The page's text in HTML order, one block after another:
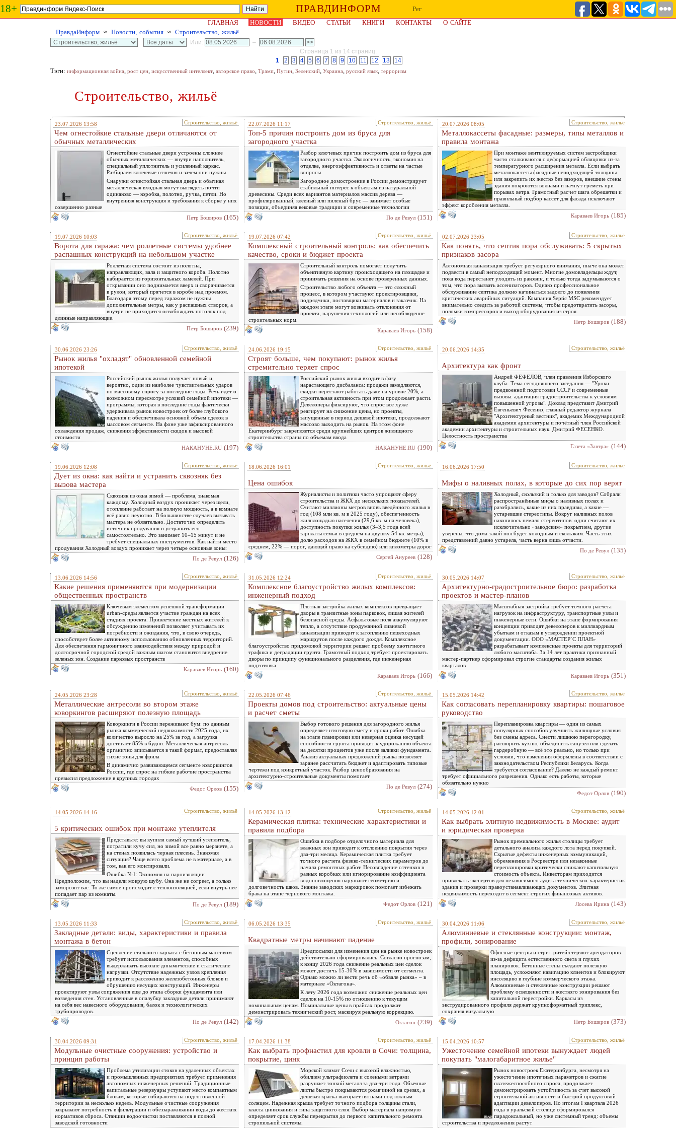
18+ ПРАВДИНФОРМ
Рег
ГЛАВНАЯ
НОВОСТИ ВИДЕО СТАТЬИ КНИГИ КОНТАКТЫ
О САЙТЕ
ПравдаИнформ ≈ Новости, события ≈ Строительство, жильё
Или:
–
Страница 1 из 14 страниц.
1
2 3 4 5 6 7 8 9 10 11 12 13 14
Тэги: информационная война, рост цен, искусственный интеллект, авторское право, Трамп, Путин, Зеленский, Украина, русский язык, терроризм
Строительство, жильё
23.07.2026 13:58 Строительство, жильё
Чем огнестойкие стальные двери отличаются от
обычных металлических
Огнестойкие стальные двери устроены сложнее
обычных металлических — внутри наполнитель,
специальный уплотнитель и усиленный каркас.
Разбираем ключевые отличия и зачем они нужны.
Снаружи огнестойкая стальная дверь и обычная
металлическая входная могут выглядеть почти
одинаково — коробка, полотно, ручка, петли. Но
внутренняя конструкция и требования к сборке у них
совершенно разные
Петр Боширов (165)
22.07.2026 11:17 Строительство, жильё
Топ-5 причин построить дом из бруса для
загородного участка
Разбор ключевых причин построить дом из бруса для
загородного участка. Экологичность, экономия на
отделке, энергоэффективность и ответы на частые
вопросы.
Загородное домостроение в России демонстрирует
стабильный интерес к объектам из натуральной
древесины. Среди всех вариантов материалов массив дерева —
профилированный, клееный или пиленый брус — занимает особые
позиции, объединяя вековые традиции и современные технологии
По де Ревул (151)
20.07.2026 08:05 Строительство, жильё
Металлокассеты фасадные: размеры, типы металлов и
правила монтажа
При монтаже вентилируемых систем застройщики
часто сталкиваются с деформацией облицовки из-за
температурного расширения металла. Если выбрать
металлокассеты фасадные неподходящей толщины
или закрепить их жестко без зазоров, внешние стены
здания покроются волнами и начнут греметь при
порывах ветра. Грамотный расчет шага обрешетки и
правильный подбор кассет для фасада исключают
эффект коробления металла.
Караваев Игорь (185)
19.07.2026 10:03 Строительство, жильё
Ворота для гаража: чем роллетные системы удобнее
распашных конструкций на небольшом участке
Роллетная система состоит из полотна,
направляющих, вала и защитного короба. Полотно
набирается из горизонтальных ламелей. При
открывании оно поднимается вверх и сворачивается
в рулон, который прячется в коробе над проемом.
Благодаря этому перед гаражом не нужны
дополнительные метры, как у распашных створок, а
внутри не приходится освобождать потолок под
длинные направляющие.
Петр Боширов (239)
19.07.2026 07:42 Строительство, жильё
Комплексный строительный контроль: как обеспечить
качество, сроки и бюджет проекта
Строительный контроль помогает получить
объективную картину происходящего на площадке и
принимать решения на основе проверенных данных.
Строительство любого объекта — это сложный
процесс, в котором участвуют проектировщики,
подрядчики, поставщики материалов и заказчик. На
каждом этапе могут возникать отклонения от
проекта, нарушения технологий или несоблюдение
строительных норм.
Караваев Игорь (158)
02.07.2026 23:05 Строительство, жильё
Как понять, что септик пора обслуживать: 5 скрытых
признаков засора
Автономная канализация требует регулярного внимания, иначе она может
подвести в самый неподходящий момент. Многие домовладельцы ждут,
пока вода перестанет уходить из раковин, и только тогда задумываются о
том, что пора вызвать ассенизаторов. Однако профессиональное
обслуживание септика должно начинаться задолго до появления
критических аварийных ситуаций. Компания Septic MSC рекомендует
внимательно следить за работой системы, чтобы предотвратить засоры,
поломки компрессоров и выход оборудования из строя.
Петр Боширов (188)
30.06.2026 23:26 Строительство, жильё
Рынок жилья "охладят" обновленной семейной
ипотекой
Российский рынок жилья получает новый и,
вероятно, один из наиболее чувствительных ударов
по массовому спросу за последние годы. Речь идет о
возможном пересмотре условий семейной ипотеки —
программы, которая в последние годы фактически
удерживала рынок новостроек от более глубокого
падения и обеспечивала основной объем сделок в
массовом сегменте. На фоне уже зафиксированного
охлаждения продаж, снижения эффективности скидок и высокой
стоимости
НАКАНУНЕ.RU (197)
24.06.2026 19:15 Строительство, жильё
Строят больше, чем покупают: рынок жилья
стремительно теряет спрос
Российский рынок жилья входит в фазу
нарастающего дисбаланса: продажи замедляются,
скидки перестают работать даже на уровне 20%, а
строительная активность при этом продолжает расти.
Девелоперы фиксируют, что спрос все хуже
реагирует на снижение цены, но проекты,
запущенные в период дешевой ипотеки, продолжают
массово выходить на рынок. На этом фоне
Екатеринбург закрепляется среди крупнейших центров жилищного
строительства страны по объемам ввода
НАКАНУНЕ.RU (190)
20.06.2026 14:35 Строительство, жильё
Архитектура как фронт
Андрей ФЕФЕЛОВ, член правления Изборского
клуба. Тема сегодняшнего заседания — "Уроки
предвоенной подготовки СССР и современные
вызовы: адаптация градостроительства к условиям
повышенной угрозы". Доклад представит Дмитрий
Евгеньевич Фесенко, главный редактор журнала
"Архитектурный вестник", академик Международной
академии архитектуры и почётный член Российской
академии архитектуры и строительных наук. Дмитрий ФЕСЕНКО.
Целостность пространства
Газета «Завтра» (144)
19.06.2026 12:08 Строительство, жильё
Дует из окна: как найти и устранить сквозняк без
вызова мастера
Сквозняк из окна зимой — проблема, знакомая
каждому. Холодный воздух проникает через щели,
отопление работает на полную мощность, а в комнате
всё равно неуютно. В большинстве случаев вызывать
мастера не обязательно. Достаточно определить
источник продувания и устранить его
самостоятельно. Это занимает 10–15 минут и не
требует специальных инструментов. Как найти место
продувания Холодный воздух проникает через четыре основные зоны:
По де Ревул (126)
18.06.2026 16:01 Строительство, жильё
Цена ошибок
Журналисты и политики часто упрощают сферу
строительства и ЖКХ до нескольких показателей.
Считают миллионы метров вновь введённого жилья в
год (108 млн кв. м в 2025 году), обеспеченность
жилплощадью населения (29,6 кв. м на человека),
доступность покупки жилья (3–3,5 года всей
зарплаты семьи в среднем на двушку 54 кв. метра),
долю расходов на ЖКХ в семейном бюджете (10% в
среднем, 22% — порог, дающий право на субсидию) или километры дорог
Сергей Ануреев (128)
16.06.2026 17:50 Строительство, жильё
Мифы о наливных полах, в которые до сих пор верят
Холодный, скользкий и только для заводов? Собрали
распространённые мифы о наливных полах и
разобрались, какие из них правдивы, а какие —
устаревшие стереотипы. Вокруг наливных полов
накопилось немало стереотипов: одни считают их
исключительно «заводским» покрытием, другие
уверены, что дома такой пол будет холодным и скользким. Часть этих
представлений давно устарела, часть верна лишь отчасти.
По де Ревул (135)
13.06.2026 14:56 Строительство, жильё
Какие решения применяются при модернизации
общественных пространств
Ключевым элементом успешной трансформации
urban-среды является участие граждан на всех
стадиях проекта. Привлечение местных жителей к
обсуждению изменений позволяет учитывать их
потребности и ожидания, что, в свою очередь,
способствует более активному использованию обновленных территорий.
Для обеспечения гармоничного взаимодействия между природой и
долгосрочной городской средой важным шагом становится внедрение
зеленых зон. Создание парковых пространств
Караваев Игорь (160)
31.05.2026 12:24 Строительство, жильё
Комплексное благоустройство жилых комплексов:
инженерный подход
Плотная застройка жилых комплексов превращает
дворы в транзитные зоны парковок, лишая жителей
безопасной среды. Асфальтовые поля аккумулируют
тепло, а отсутствие продуманной ливневой
канализации приводит к затоплению пешеходных
маршрутов после каждого дождя. Комплексное
благоустройство придомовой территории решает проблему хаотичного
трафика и деградации грунта. Грамотный подход требует проектировать
дворы по принципу функционального разделения, где инженерная
подготовка
Караваев Игорь (166)
30.05.2026 14:07 Строительство, жильё
Архитектурно-градостроительное бюро: разработка
проектов и мастер-планов
Масштабная застройка требует точного расчета
нагрузок на инфраструктуру, транспортные узлы и
инженерные сети. Ошибки на этапе формирования
концепции приводят девелоперов к миллиардным
убыткам и отказам в утверждении проектной
документации. ООО «МАСТЕР`С ПЛАН»
разрабатывает комплексные проекты для территорий
любого масштаба. За 14 лет практики признанный
мастер-партнер сформировал строгие стандарты создания жилых
кварталов
Караваев Игорь (351)
24.05.2026 23:28 Строительство, жильё
Металлические антресоли во втором этаже
коворкингов расширяют полезную площадь
Коворкинги в России переживают бум: по данным
рынка коммерческой недвижимости 2025 года, их
количество выросло на 25% за год, а загрузка
достигает 85% в будни. Металлическая антресоль
органично вписывается в такой формат, предоставляя
тихие зоны для фрила
В динамично развивающемся сегменте коворкингов
России, где спрос на гибкие рабочие пространства
превысил предложение в крупных городах
Федот Орлов (155)
22.05.2026 07:46 Строительство, жильё
Проекты домов под строительство: актуальные цены
и расчет сметы
Выбор готового решения для загородного жилья
определяет итоговую смету и сроки работ. Ошибка
на этапе планировки или неверная оценка несущей
способности грунта приводит к удорожанию объекта
на десятки процентов уже после заливки фундамента.
Анализ актуальных предложений рынка позволяет
заранее рассчитать бюджет и адаптировать типовые
чертежи под конкретный участок. Разбор ценообразования на
архитектурно-строительные документы помогает
По де Ревул (274)
15.05.2026 14:42 Строительство, жильё
Как согласовать перепланировку квартиры: пошаговое
руководство
Перепланировка квартиры — один из самых
популярных способов улучшить жилищные условия
без смены адреса. Снести лишнюю перегородку,
расширить кухню, объединить санузел или сделать
гардеробную — всё это реально, но только при
условии, что изменения оформлены в соответствии с
законодательством Республики Беларусь. Когда
требуется согласование? Далеко не каждый ремонт
требует официального разрешения. Однако есть работы, которые
обязательно нужно
Федот Орлов (190)
14.05.2026 14:16 Строительство, жильё
5 критических ошибок при монтаже утеплителя
Представьте: вы купили самый лучший утеплитель,
потратили кучу сил, но зимой все равно мерзнете, а
на стенах появилась черная плесень. Знакомая
ситуация? Чаще всего проблема не в материале, а в
том, как его монтировали.
Ошибка №1: Экономия на пароизоляции
Предположим, что вы надели мокрую шубу. Она же не согреет, а только
заморозит вас. То же самое происходит с теплоизоляцией, если внутрь нее
попадает пар из комнаты.
По де Ревул (189)
14.05.2026 13:12 Строительство, жильё
Керамическая плитка: технические характеристики и
правила подбора
Ошибка в подборе отделочного материала для
влажных зон приводит к отслоению покрытия через
два-три месяца. Керамическая плитка требует
точного расчета физико-технических параметров до
начала ремонтных работ. Несовпадение оттенков в
разных коробках или игнорирование коэффициента
водопоглощения нарушают геометрию и
долговечность швов. Знание заводских маркировок помогает избежать
брака на этапе чернового монтажа.
Федот Орлов (121)
14.05.2026 12:01 Строительство, жильё
Как выбрать элитную недвижимость в Москве: аудит
и юридическая проверка
Рынок премиального жилья столицы требует
детального анализа каждого лота перед покупкой.
Скрытые дефекты инженерных коммуникаций,
обременения в Росреестре или незаконные
перепланировки критически снижают капитальную
стоимость объекта. Инвесторам приходится
привлекать экспертов для независимого аудита технических характеристик
здания и проверки правоустанавливающих документов. Элитная
недвижимость переходит в сегмент строгих финансовых активов.
Лосева Ирина (143)
13.05.2026 11:33 Строительство, жильё
Закладные детали: виды, характеристики и правила
монтажа в бетон
Сцепление стального каркаса с бетонным массивом
требует использования элементов, способных
выдерживать высокие динамические и статические
нагрузки. Отсутствие надежных узлов крепления
приводит к расслоению железобетонных блоков и
обрушению несущих конструкций. Инженеры
проектируют узлы сопряжения еще до этапа сборки фундамента или
возведения стен. Установленные в опалубку закладные детали принимают
на себя вес навесного оборудования, балок и технологических
трубопроводов.
По де Ревул (142)
06.05.2026 13:35 Строительство, жильё
Квадратные метры начинают падение
Предпосылки для изменения цен на рынке новостроек
действительно сформировались. Согласно прогнозам,
к концу 2026 года снижение реальных цен сделок
может достичь 15-30% в зависимости от сегмента.
Однако можно ли вести речь об «обвале рынка» – в
материале «Октагона».
К лету 2026 года возможно снижение реальных цен
сделок на 10-15% по отношению к текущим
номинальным ценам. Номинальные цены в прайсах продолжат
демонстрировать технический рост, маскируя реальную коррекцию.
Октагон (239)
30.04.2026 11:06 Строительство, жильё
Алюминиевые и стеклянные конструкции: монтаж,
профили, зонирование
Офисные центры и стрит-ритейл теряют арендаторов
из-за дефицита естественного света и глухих
планировок. Бетонные стены съедают полезную
площадь, усложняют навигацию клиентов и блокируют
инсоляцию в глубине коммерческого этажа.
Алюминиевые и стеклянные конструкции решают
проблему освещенности и жесткого зонирования без
капитальной перестройки. Каркасы из
экструдированного профиля держат крупноформатный триплекс,
сохраняя визуальную
Петр Боширов (373)
30.04.2026 09:31 Строительство, жильё
Модульные очистные сооружения: устройство и
принцип работы
Проблема утилизации стоков на удаленных объектах
и промышленных предприятиях требует применения
автономных инженерных решений. Традиционные
капитальные резервуары уступают место компактным
блокам, которые собираются на подготовленной
территории за несколько недель. Модульные очистные сооружения
закрывают потребность в фильтрации и обеззараживании воды до жестких
нормативов сброса. Станции водоочистки поставляются в полной
заводской готовности
17.04.2026 11:38 Строительство, жильё
Как выбрать профнастил для кровли в Сочи: толщина,
покрытие, цинк
Морской климат Сочи с высокой влажностью,
обилием ультрафиолета и солеными ветрами
разрушает тонкий металл за два-три года. Обычные
листы быстро покрываются ржавчиной на срезах, а
дешевая краска выгорает пятнами под южным
солнцем. Надежная крыша требует точного подбора толщины стали,
класса цинкования и типа защитного слоя. Выбор материала напрямую
определяет срок службы перекрытия до первого капитального ремонта
стропильной системы.
15.04.2026 10:57 Строительство, жильё
Ужесточение семейной ипотеки вынуждает людей
покупать "малогабаритное жилье"
Рынок новостроек Екатеринбурга, несмотря на
ужесточение ипотечных параметров и сжатие
платежеспособного спроса, продолжает
демонстрировать устойчивость за счет высокой
строительной активности и быстрой продуктовой
адаптации девелоперов. По итогам I квартала 2026
года в уральской столице сформировался
парадоксальный, но уже системный тренд: объемы
строительства и предложения растут